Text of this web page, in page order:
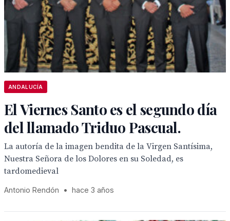
ANDALUCÍA
El Viernes Santo es el segundo día
del llamado Triduo Pascual.
La autoría de la imagen bendita de la Virgen Santísima,
Nuestra Señora de los Dolores en su Soledad, es
tardomedieval
Antonio Rendón • hace 3 años